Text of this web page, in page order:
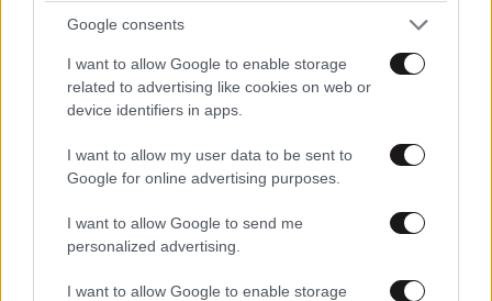
Google consents
I want to allow Google to enable storage
related to advertising like cookies on web or
device identifiers in apps.
I want to allow my user data to be sent to
Google for online advertising purposes.
I want to allow Google to send me
personalized advertising.
I want to allow Google to enable storage
ΣΧΌΛΙΑ ΑΝΑΓΝΩΣΤΏΝ
ΠΡΟΣΘΕΣΤΕ ΤΟ ΣΧΟΛΙΟ ΣΑΣ